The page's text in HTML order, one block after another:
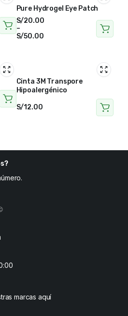
Pure Hydrogel Eye Patch
S/20.00
–
S/50.00
Cinta 3M Transpore
Hipoalergénico
S/12.00
marcas aquí